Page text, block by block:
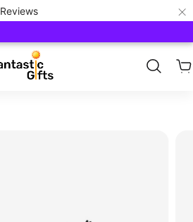
Reviews ×